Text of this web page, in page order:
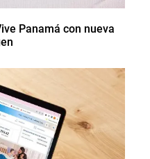
Panamá con nueva